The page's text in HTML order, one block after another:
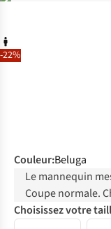
-22%
Couleur:Beluga
Le mannequin
Coupe normale.
Choisissez votre